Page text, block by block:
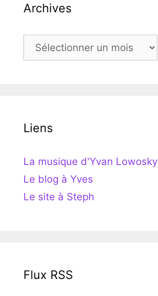
Archives
Archives
Liens
La musique d'Yvan Lowosky
Le blog à Yves
Le site à Steph
Flux RSS